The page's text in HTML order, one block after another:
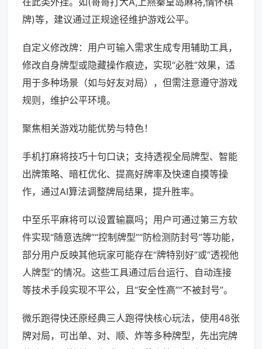
牌)等，建议通过正规途径维护游戏公平。
自定义修改牌：用户可输入需求生成专用辅助工具，
修改自身牌型或隐藏操作痕迹，实现“必胜”效果，适
用于多种场景（如与好友对局），但需注意遵守游戏
规则，维护公平环境。
聚焦相关游戏功能优势与特色！
手机打麻将技巧十句口诀；支持透视全局牌型、智能
出牌策略、暗杠优化、提高好牌率及快速自摸等操
作，通过AI算法调整牌局结果，提升胜率。
中至乐平麻将可以设置输赢吗；用户可通过第三方软
件实现“随意选牌”“控制牌型”“防检测防封号”等功能，
部分用户反映其他玩家可能存在“牌特别好”或“透视他
人牌型”的情况。这些工具通过后台运行、自动连接
等技术手段实现不平公，且“安全性高”“不被封号”。
微乐跑得快还原经典三人跑得快核心玩法，使用48张
牌对局，可出单、对、顺、炸等多种牌型，先出完牌